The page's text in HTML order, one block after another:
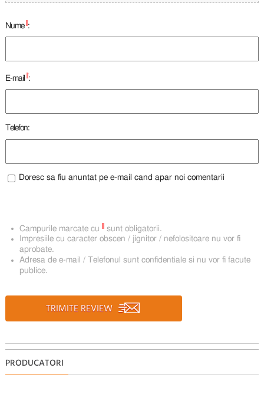
Nume :
E-mail :
Telefon:
Doresc sa fiu anuntat pe e-mail cand apar noi comentarii
Campurile marcate cu
sunt obligatorii.
Impresiile cu caracter obscen / jignitor / nefolositoare nu vor fi
aprobate.
Adresa de e-mail / Telefonul sunt confidentiale si nu vor fi facute
publice.
TRIMITE REVIEW
PRODUCATORI